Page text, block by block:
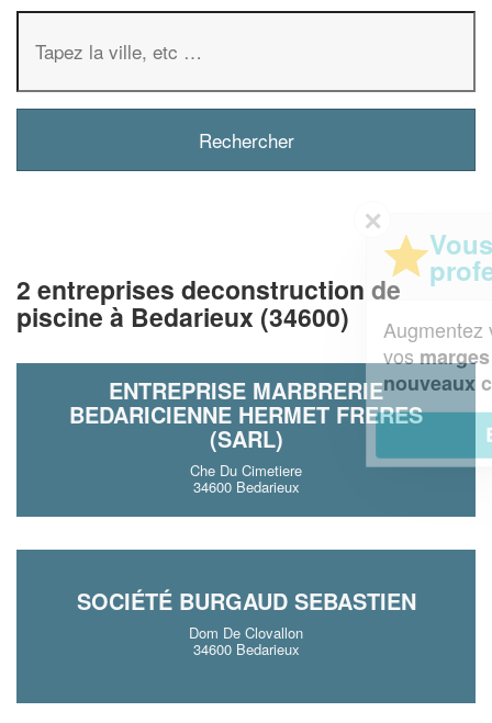
2 entreprises deconstruction de
piscine à Bedarieux (34600)
ENTREPRISE MARBRERIE
BEDARICIENNE HERMET FRERES
(SARL)
Che Du Cimetiere
34600 Bedarieux
SOCIÉTÉ BURGAUD SEBASTIEN
Dom De Clovallon
34600 Bedarieux
Augmentez votrechiffre d'affaireset
marges tout en gagnant de
nouveaux clients!
En savoir plus